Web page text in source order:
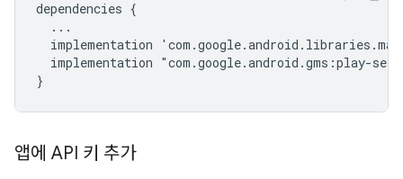
dependencies {
  ...
implementation
implementation "com.google.android.gms:play-
앱에 API 키 추가